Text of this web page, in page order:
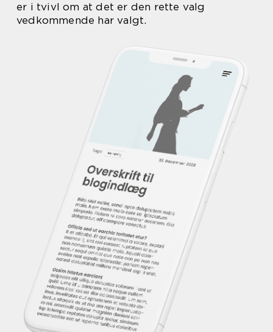
er i tvivl om at det er den rette valg
vedkommende har valgt.